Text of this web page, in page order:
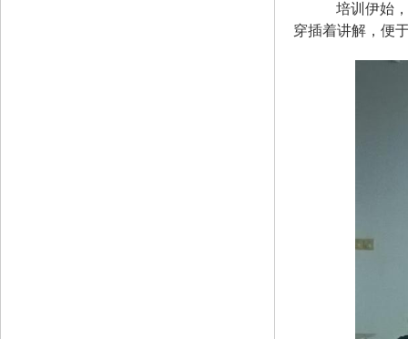
培训伊始
穿插着讲解，便